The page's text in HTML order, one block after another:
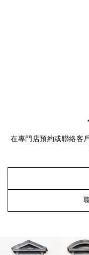
在專門店預約或聯絡客